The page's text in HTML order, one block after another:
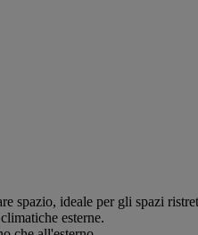
spazio, ideale per gli spazi
esterne.